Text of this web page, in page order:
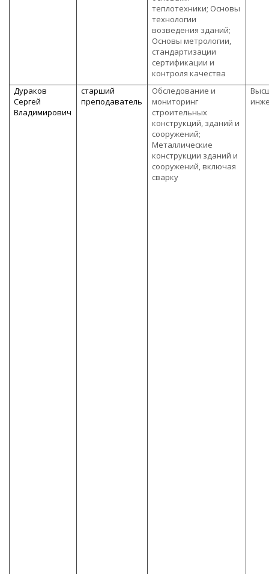
теплотехники; Основы
технологии
возведения зданий;
Основы метрологии,
стандартизации
сертификации и
контроля качества
Дураков
Сергей
Владимирович
старший
преподаватель
Обследование и
мониторинг
строительных
конструкций, зданий и
сооружений;
Металлические
конструкции зданий и
сооружений, включая
сварку